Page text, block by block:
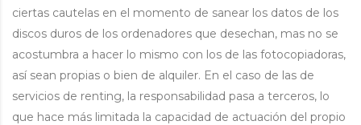
ciertas cautelas en el momento de sanear los datos de los
discos duros de los ordenadores que desechan, mas no se
acostumbra a hacer lo mismo con los de las fotocopiadoras,
así sean propias o bien de alquiler. En el caso de las de
servicios de renting, la responsabilidad pasa a terceros, lo
que hace más limitada la capacidad de actuación del propio